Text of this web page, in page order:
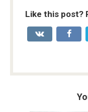
Like this post?